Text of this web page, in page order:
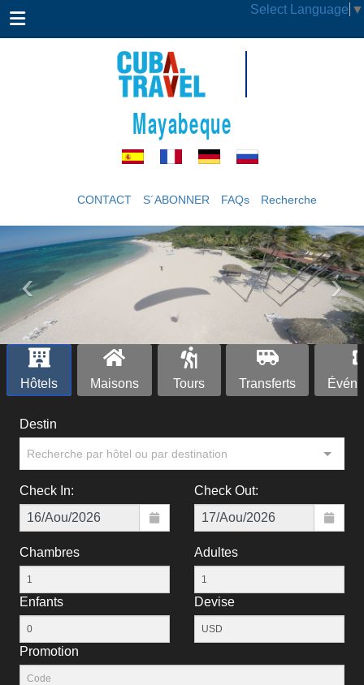
Select Language ▼
Mayabeque
CONTACT S´ABONNER FAQs Recherche
‹ ›
Hôtels Maisons Tours Transferts
Destin
Recherche par hôtel ou par destination
Check In: Check Out:
Chambres Adultes
Enfants Devise
Рromotion